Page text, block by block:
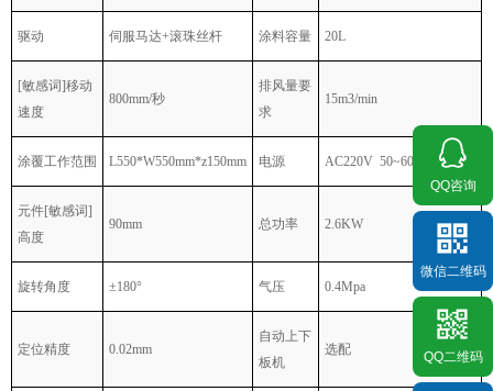
QQ咨询
微信二维码
QQ二维码
驱动 伺服马达+滚珠丝杆 涂料容量 20L
[敏感词]移动
速度
800mm/秒
排风量要
求
15m3/min
涂覆工作范围 L550*W550mm*z150mm 电源 AC220V 50~60HZ
元件[敏感词]
高度
90mm 总功率 2.6KW
旋转角度 ±180° 气压 0.4Mpa
定位精度 0.02mm
自动上下
板机
选配